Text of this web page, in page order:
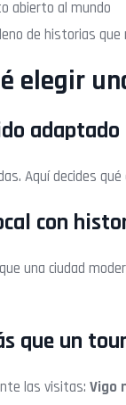
abierto al mundo
de historias que
elegir
Aquí decides
con
una ciudad
que un
las visitas: Vigo